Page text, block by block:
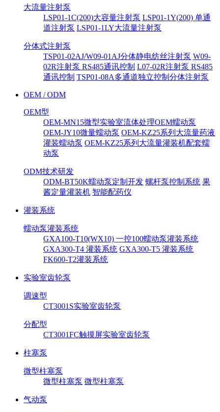
大流量注射泵
LSP01-1C(200)大容量注射泵 LSP01-1Y(200) 单通
道注射泵 LSP01-1LY大流量注射泵
分体式注射泵
TSP01-02AJ/W09-01AJ分体静电纺丝注射泵 W09-
02R注射泵 RS485通讯控制 L07-02R注射泵 RS485
通讯控制 TSP01-08A多通道独立控制分体注射泵
OEM / ODM
OEM型
OEM-MN15微型实验室流体处理OEM蠕动泵
OEM-JY10微量蠕动泵 OEM-KZ25系列大流量药液
灌装蠕动泵 OEM-KZ25系列大流量灌装机配套蠕
动泵
ODM技术研发
ODM-BT50K蠕动泵定制开发 螺杆泵控制系统 果
酱定量灌装机 智能配药仪
灌装系统
蠕动泵灌装系统
GXA100-T10(WX10) 一控100蠕动泵灌装系统
GXA300-T4 灌装系统 GXA300-T5 灌装系统
FK600-T2灌装系统
实验室齿轮泵
调速型
CT3001S实验室齿轮泵
分配型
CT3001FC触摸屏实验室齿轮泵
柱塞泵
微型柱塞泵
微型柱塞泵 微型柱塞泵
气动泵